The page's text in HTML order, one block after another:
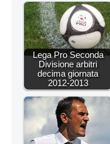
Lega Pro Seconda
Divisione arbitri
decima giornata
2012-2013